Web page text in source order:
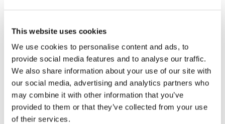
This website uses cookies
We use cookies to personalise content and ads, to
provide social media features and to analyse our traffic.
We also share information about your use of our site with
our social media, advertising and analytics partners who
may combine it with other information that you’ve
provided to them or that they’ve collected from your use
of their services.
fechados com a mesma pegada que os transceptores
QSFP-DD.
Permite que vários conectores SN sejam
remendados simultaneamente
O design compacto evita interferências com o
pull-tab do transceptor
Adequado para transceptores QSFP-DD e SFP-DD